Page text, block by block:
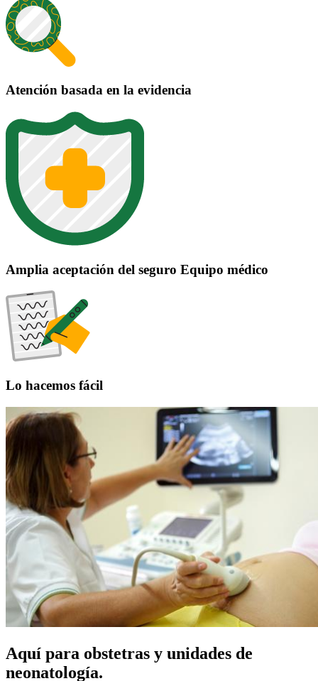
Atención basada en la evidencia
Amplia aceptación del seguro Equipo médico
Lo hacemos fácil
Aquí para obstetras y unidades de
neonatología.